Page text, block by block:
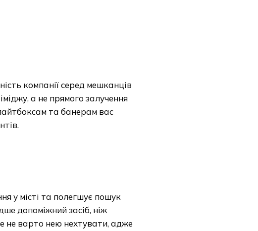
компанії серед мешканців
а не прямого залучення
та банерам вас
у місті та полегшує пошук
допоміжний засіб, ніж
не варто нею нехтувати, адже